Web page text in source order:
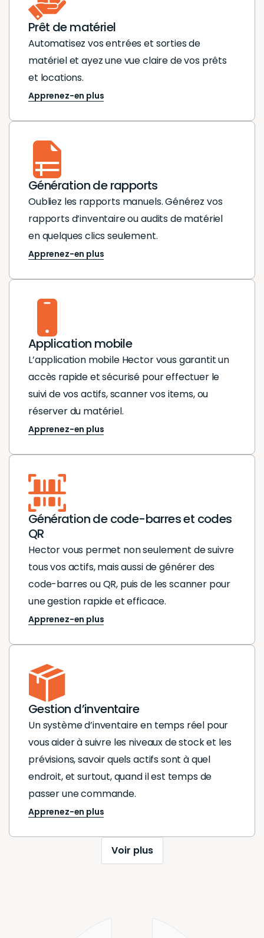
Prêt de matériel
Automatisez vos entrées et sorties de
matériel et ayez une vue claire de vos prêts
et locations.
Apprenez-en plus
Génération de rapports
Oubliez les rapports manuels. Générez vos
rapports d’inventaire ou audits de matériel
en quelques clics seulement.
Apprenez-en plus
Application mobile
L’application mobile Hector vous garantit un
accès rapide et sécurisé pour effectuer le
suivi de vos actifs, scanner vos items, ou
réserver du matériel.
Apprenez-en plus
Génération de code-barres et codes
QR
Hector vous permet non seulement de suivre
tous vos actifs, mais aussi de générer des
code-barres ou QR, puis de les scanner pour
une gestion rapide et efficace.
Apprenez-en plus
Gestion d’inventaire
Un système d’inventaire en temps réel pour
vous aider à suivre les niveaux de stock et les
prévisions, savoir quels actifs sont à quel
endroit, et surtout, quand il est temps de
passer une commande.
Apprenez-en plus
Voir plus